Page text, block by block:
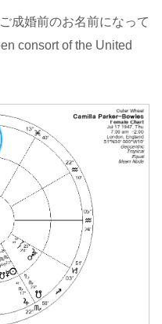
成婚前のお名前になって
consort of the United